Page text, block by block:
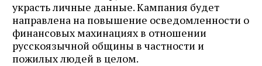
украсть личные данные. Кампания будет
направлена ​​на повышение осведомленности о
финансовых махинациях в отношении
русскоязычной общины в частности и
пожилых людей в целом.